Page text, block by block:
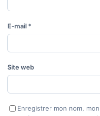
E-mail *
Site web
Enregistrer mon nom,